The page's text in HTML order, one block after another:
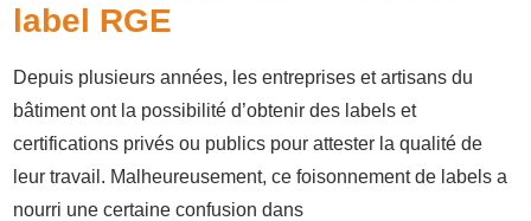
label RGE
Depuis plusieurs années, les entreprises et artisans du
bâtiment ont la possibilité d’obtenir des labels et
certifications privés ou publics pour attester la qualité de
leur travail. Malheureusement, ce foisonnement de labels a
nourri une certaine confusion dans